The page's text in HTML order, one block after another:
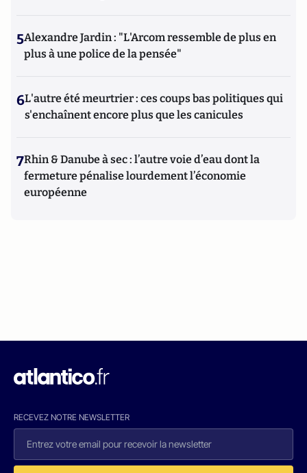
5Alexandre Jardin : "L'Arcom ressemble de plus en
plus à une police de la pensée"
6L'autre été meurtrier : ces coups bas politiques qui
s'enchaînent encore plus que les canicules
7Rhin & Danube à sec : l’autre voie d’eau dont la
fermeture pénalise lourdement l’économie
européenne
RECEVEZ NOTRE NEWSLETTER